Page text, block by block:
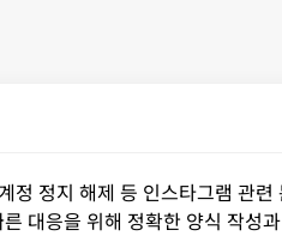
정지 해제 등 인스타그램 관련
대응을 위해 정확한 양식 작성